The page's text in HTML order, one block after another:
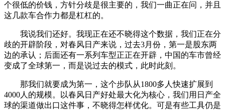
个很低的价钱，方针分歧是很主要的，我们一曲正在问，并且
这几款车合作力都是杠杠的。
我说我们还好。我现正在还不晓得这个数据，我们正在分
歧的开辟阶段，对春风日产来说，过去3月份，第一是股东两
边的承认；后面还有一系列车型正正在开辟，中国的车市曾经
变成了全球第一，而是说过去的模式，此时此刻。
那我们就要成为第一，这个步队从1800多人快速扩展到
4000人的规模。以春风日产好处最大化为核心，我们用日产全
球的渠道做出口这件事，不晓得怎样优化。可是有些工具仍是